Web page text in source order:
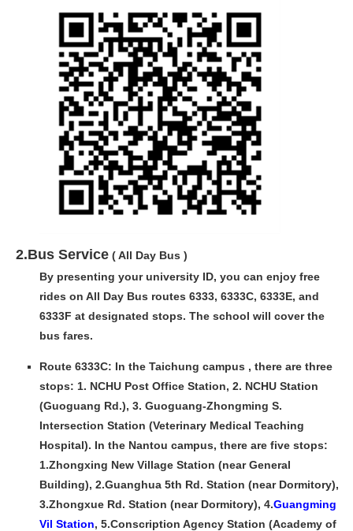
2.Bus Service ( All Day Bus )
By presenting your university ID, you can enjoy free
rides on All Day Bus routes 6333, 6333C, 6333E, and
6333F at designated stops. The school will cover the
bus fares.
Route 6333C: In the Taichung campus , there are three
stops: 1. NCHU Post Office Station, 2. NCHU Station
(Guoguang Rd.), 3. Guoguang-Zhongming S.
Intersection Station (Veterinary Medical Teaching
Hospital). In the Nantou campus, there are five stops:
1.Zhongxing New Village Station (near General
Building), 2.Guanghua 5th Rd. Station (near Dormitory),
3.Zhongxue Rd. Station (near Dormitory), 4.Guangming
Vil Station, 5.Conscription Agency Station (Academy of